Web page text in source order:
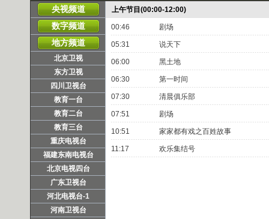
央视频道
数字频道
地方频道
北京卫视
东方卫视
四川卫视台
教育一台
教育二台
教育三台
重庆电视台
福建东南电视台
北京电视四台
广东卫视台
河北电视台-1
河南卫视台
上午节目(00:00-12:00)
00:46 剧场
05:31 说天下
06:00 黑土地
06:30 第一时间
07:30 清晨俱乐部
07:51 剧场
10:51 家家都有戏之百姓故事
11:17 欢乐集结号